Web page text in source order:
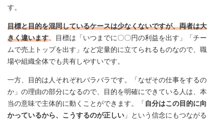
す。
目標と目的を混同しているケースは少なくないですが、両者は大
きく違います。目標は「いつまでに〇〇円の利益を出す」「チー
ムで売上トップを出す」など定量的に立てられるものなので、職
場や組織全体でも共有しやすいです。
一方、目的は人それぞれバラバラです。「なぜその仕事をするの
か」の理由の部分になるので、目的を明確にできている人は、本
当の意味で主体的に動くことができます。「自分はこの目的に向
かっているから、こうするのが正しい 」という信念にもつながる